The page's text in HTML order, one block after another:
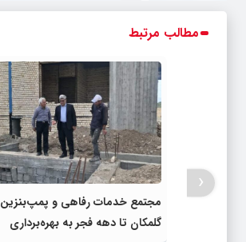
مطالب مرتبط
مجتمع خدمات رفاهی و پمپ‌بنزین
گلمکان تا دهه فجر به بهره‌برداری
‹